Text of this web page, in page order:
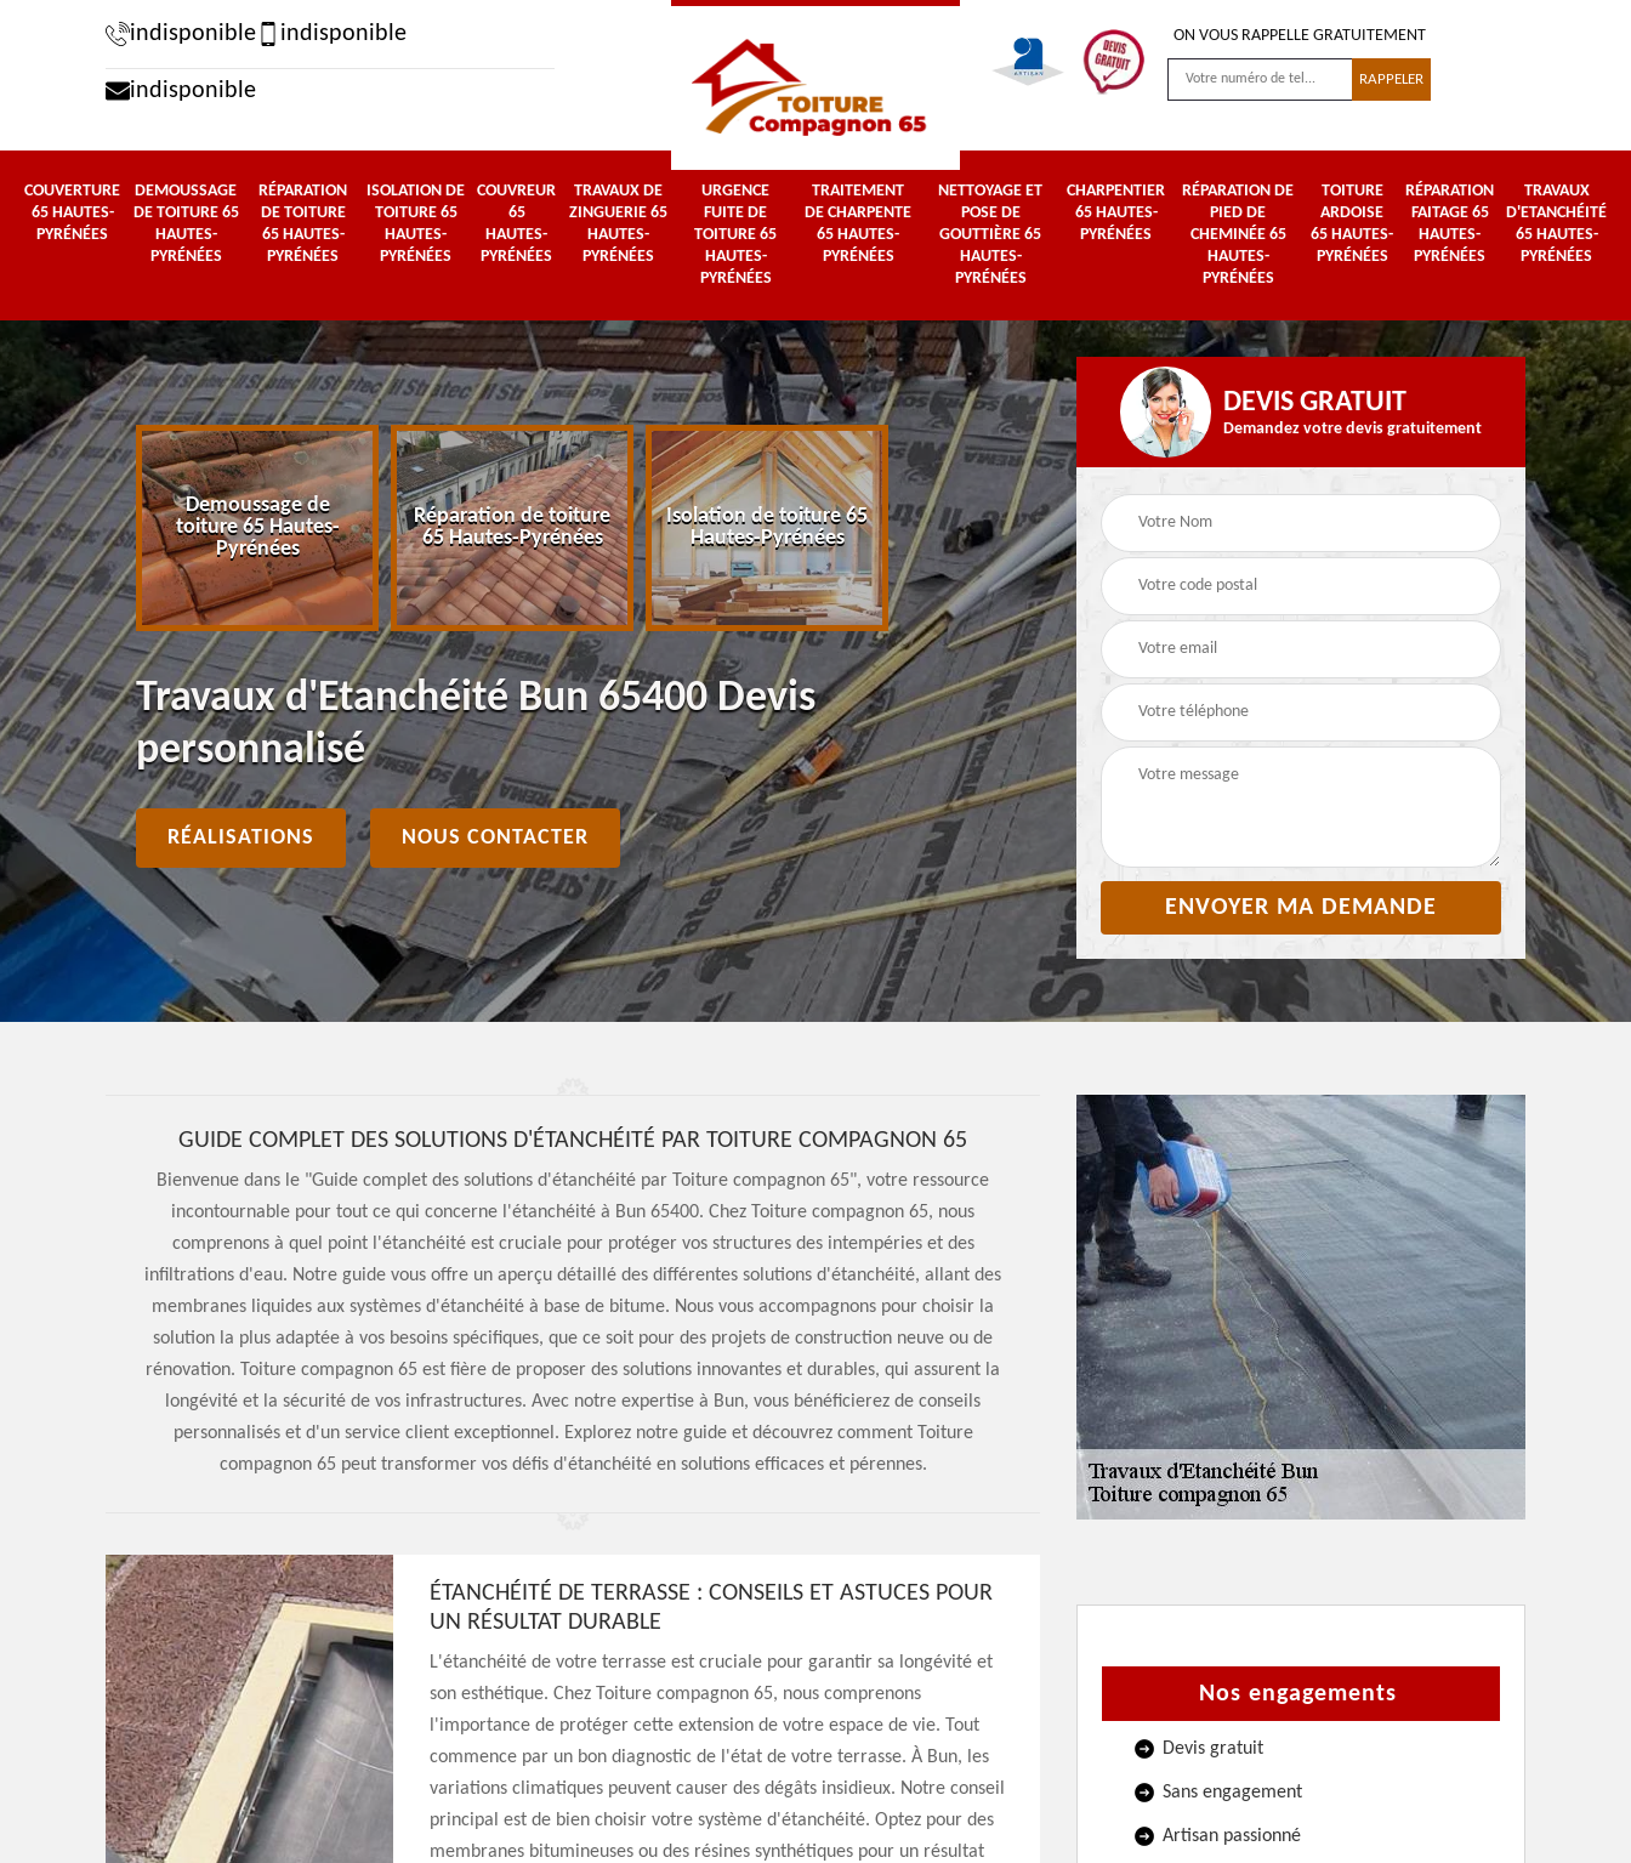
indisponible indisponible
indisponible
ON VOUS RAPPELLE GRATUITEMENT
COUVERTURE
65 HAUTES-
PYRÉNÉES
DEMOUSSAGE
DE TOITURE 65
HAUTES-
PYRÉNÉES
RÉPARATION
DE TOITURE
65 HAUTES-
PYRÉNÉES
ISOLATION DE
TOITURE 65
HAUTES-
PYRÉNÉES
COUVREUR
65
HAUTES-
PYRÉNÉES
TRAVAUX DE
ZINGUERIE 65
HAUTES-
PYRÉNÉES
URGENCE
FUITE DE
TOITURE 65
HAUTES-
PYRÉNÉES
TRAITEMENT
DE CHARPENTE
65 HAUTES-
PYRÉNÉES
NETTOYAGE ET
POSE DE
GOUTTIÈRE 65
HAUTES-
PYRÉNÉES
CHARPENTIER
65 HAUTES-
PYRÉNÉES
RÉPARATION DE
PIED DE
CHEMINÉE 65
HAUTES-
PYRÉNÉES
TOITURE
ARDOISE
65 HAUTES-
PYRÉNÉES
RÉPARATION
FAITAGE 65
HAUTES-
PYRÉNÉES
TRAVAUX
D'ETANCHÉITÉ
65 HAUTES-
PYRÉNÉES
Hautes-
Demoussage de
toiture 65 Hautes-
Pyrénées
Réparation de toiture
65 Hautes-Pyrénées
Isolation de toiture 65
Hautes-Pyrénées
Couvreur 65 Hautes-
Pyrénées
Travaux de zinguerie
Urgence fuite de
toiture 65 Hautes-
Pyrénées
Travaux d'Etanchéité Bun 65400 Devis
personnalisé
RÉALISATIONS NOUS CONTACTER
DEVIS GRATUIT
Demandez votre devis gratuitement
GUIDE COMPLET DES SOLUTIONS D'ÉTANCHÉITÉ PAR TOITURE COMPAGNON 65
Bienvenue dans le "Guide complet des solutions d'étanchéité par Toiture compagnon 65", votre ressource
incontournable pour tout ce qui concerne l'étanchéité à Bun 65400. Chez Toiture compagnon 65, nous
comprenons à quel point l'étanchéité est cruciale pour protéger vos structures des intempéries et des
infiltrations d'eau. Notre guide vous offre un aperçu détaillé des différentes solutions d'étanchéité, allant des
membranes liquides aux systèmes d'étanchéité à base de bitume. Nous vous accompagnons pour choisir la
solution la plus adaptée à vos besoins spécifiques, que ce soit pour des projets de construction neuve ou de
rénovation. Toiture compagnon 65 est fière de proposer des solutions innovantes et durables, qui assurent la
longévité et la sécurité de vos infrastructures. Avec notre expertise à Bun, vous bénéficierez de conseils
personnalisés et d'un service client exceptionnel. Explorez notre guide et découvrez comment Toiture
compagnon 65 peut transformer vos défis d'étanchéité en solutions efficaces et pérennes.
ÉTANCHÉITÉ DE TERRASSE : CONSEILS ET ASTUCES POUR
UN RÉSULTAT DURABLE
L'étanchéité de votre terrasse est cruciale pour garantir sa longévité et
son esthétique. Chez Toiture compagnon 65, nous comprenons
l'importance de protéger cette extension de votre espace de vie. Tout
commence par un bon diagnostic de l'état de votre terrasse. À Bun, les
variations climatiques peuvent causer des dégâts insidieux. Notre conseil
principal est de bien choisir votre système d'étanchéité. Optez pour des
membranes bitumineuses ou des résines synthétiques pour un résultat
Nos engagements
Devis gratuit
Sans engagement
Artisan passionné